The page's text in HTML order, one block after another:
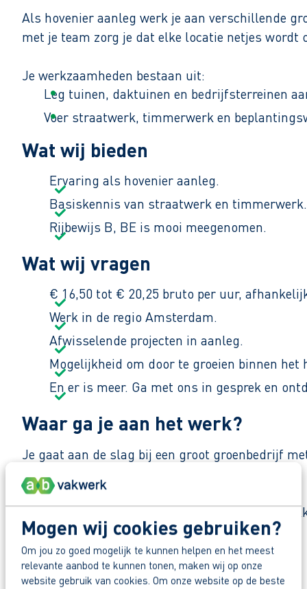
Mogen wij cookies gebruiken?
Om jou zo goed mogelijk te kunnen helpen en het meest
relevante aanbod te kunnen tonen, maken wij op onze
website gebruik van cookies. Om onze website op de beste
Als hovenier aanleg werk je aan verschillende
met je team zorg je dat elke locatie netjes wordt
Je werkzaamheden bestaan uit:
Leg tuinen, daktuinen en bedrijfsterreinen
Voer straatwerk, timmerwerk en
Bereid projecten voor en voer
hetzelfde en je ziet direct resultaat van je werk.
Wat wij bieden
Ervaring als hovenier aanleg.
Basiskennis van straatwerk en timmerwerk.
Rijbewijs B, BE is mooi meegenomen.
Wat wij vragen
€ 16,50 tot € 20,25 bruto per uur,
Werk in de regio Amsterdam.
Afwisselende projecten in aanleg.
Mogelijkheid om door te groeien binnen het
En er is meer. Ga met ons in gesprek en
Waar ga je aan het werk?
Je gaat aan de slag bij een groot groenbedrijf
buitenruimtes voor bedrijven en instellingen.
De sfeer is praktisch en positief. “Samen
die trots zijn op zichtbaar groen resultaat.
Zo maak je werk van je toekomst
Deel deze vacature: